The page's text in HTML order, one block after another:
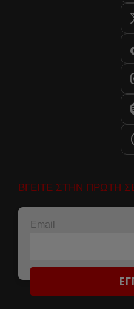
ΒΓΕΙΤΕ ΣΤΗΝ ΠΡΩΤΗ
Email